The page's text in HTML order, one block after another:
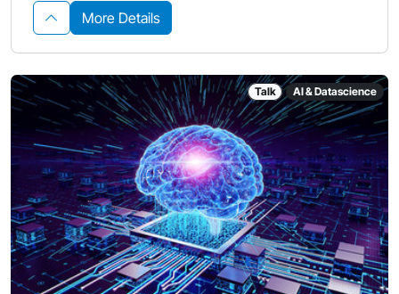
More Details
Talk AI & Datascience